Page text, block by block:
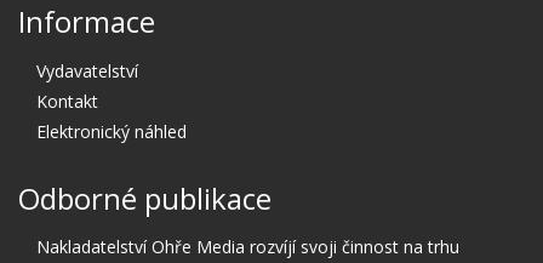
Informace
Vydavatelství
Kontakt
Elektronický náhled
Odborné publikace
Nakladatelství Ohře Media rozvíjí svoji činnost na trhu